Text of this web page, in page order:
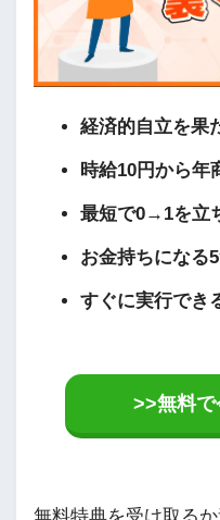
経済的自立を果
時給10円から年
最短で0→1を立
お金持ちになる
すぐに実行でき
>>無料で